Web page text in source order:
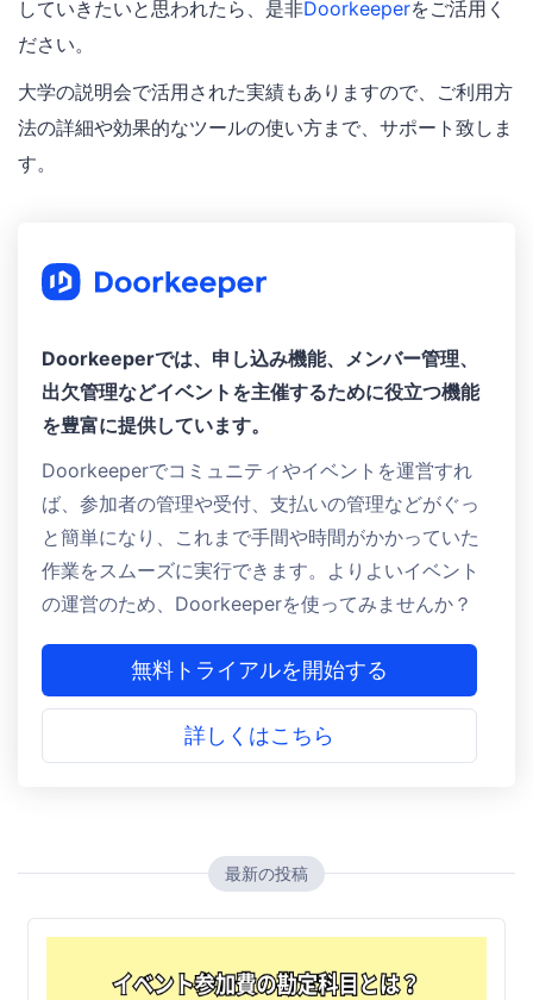
していきたいと思われたら、是非Doorkeeperをご活用く
ださい。
大学の説明会で活用された実績もありますので、ご利用方
法の詳細や効果的なツールの使い方まで、サポート致しま
す。
Doorkeeperでは、申し込み機能、メンバー管理、
出欠管理などイベントを主催するために役立つ機能
を豊富に提供しています。
Doorkeeperでコミュニティやイベントを運営すれ
ば、参加者の管理や受付、支払いの管理などがぐっ
と簡単になり、これまで手間や時間がかかっていた
作業をスムーズに実行できます。よりよいイベント
の運営のため、Doorkeeperを使ってみませんか？
無料トライアルを開始する
詳しくはこちら
最新の投稿